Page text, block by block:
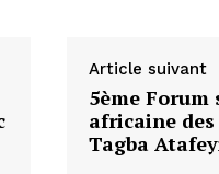
Article suivant
5ème
africaine
Tagba